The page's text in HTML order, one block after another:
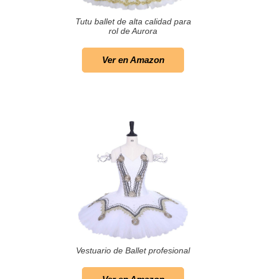
Tutu ballet de alta calidad para
rol de Aurora
Ver en Amazon
Vestuario de Ballet profesional